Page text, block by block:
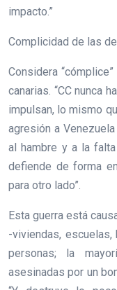
impacto.”
Complicidad de las
Considera
canarias. “CC nunca
impulsan, lo mismo
agresión a
al hambre y a la
defiende de forma
para otro lado”.
Esta guerra está
-viviendas,
personas; la
asesinadas por un